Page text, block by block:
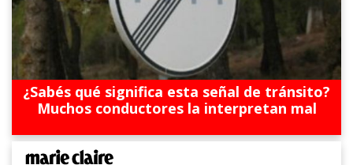
¿Sabés qué significa esta señal de tránsito?
Muchos conductores la interpretan mal